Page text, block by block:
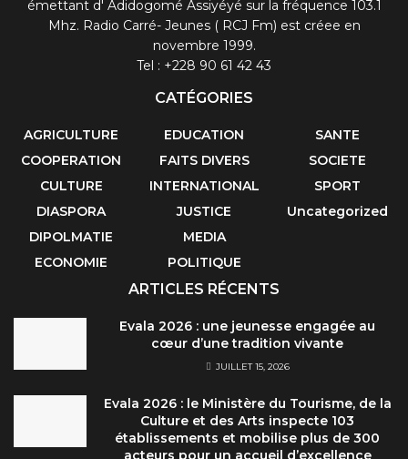
émettant d' Adidogomé Assiyéyé sur la fréquence 103.1
Mhz. Radio Carré- Jeunes ( RCJ Fm) est créee en
novembre 1999.
Tel : +228 90 61 42 43
CATÉGORIES
AGRICULTURE
COOPERATION
CULTURE
DIASPORA
DIPOLMATIE
ECONOMIE
EDUCATION
FAITS DIVERS
INTERNATIONAL
JUSTICE
MEDIA
POLITIQUE
SANTE
SOCIETE
SPORT
Uncategorized
ARTICLES RÉCENTS
Evala 2026 : une jeunesse engagée au
cœur d’une tradition vivante
JUILLET 15, 2026
Evala 2026 : le Ministère du Tourisme, de la
Culture et des Arts inspecte 103
établissements et mobilise plus de 300
acteurs pour un accueil d’excellence